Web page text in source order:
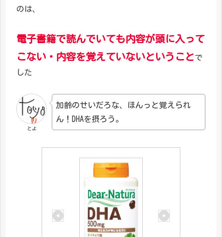
のは、
電子書籍で読んでいても内容が頭に入って
こない・内容を覚えていないということで
した
とよ
加齢のせいだろな、ほんっと覚えられ
ん！DHAを摂ろう。